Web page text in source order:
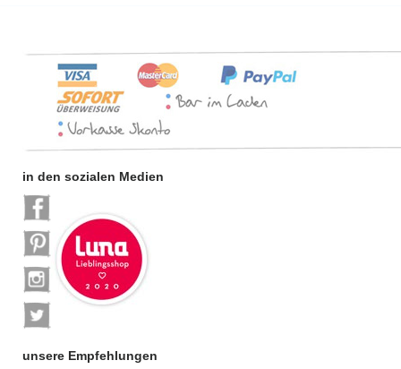
in den sozialen Medien
unsere Empfehlungen